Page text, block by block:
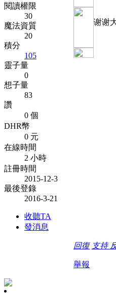
閱讀權限
30
魔法資質
20
積分
105
靈子量
0
想子量
83
讚
0 個
DHR幣
0 元
在線時間
2 小時
註冊時間
2015-12-3
最後登錄
2016-3-21
收聽TA
發消息
谢谢
回復 支持
舉報